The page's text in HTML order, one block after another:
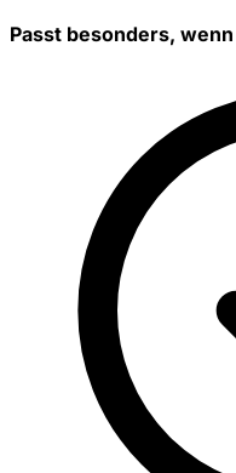
Passt besonders,